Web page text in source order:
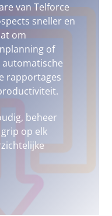
van Telforce
sneller en
om
of
rapportages
beheer
op elk